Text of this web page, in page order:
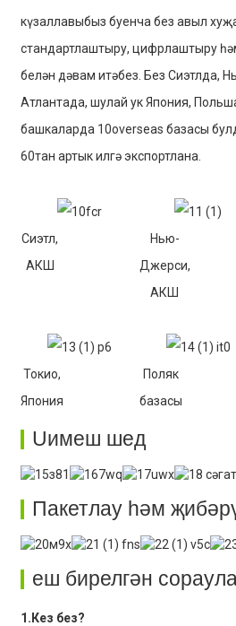
күзаллавыбыз буенча без авыл
стандартлаштыру, цифрлаштыру
белән дәвам итәбез. Без
Атлантада, шулай ук ​​Япония,
башкаларда 10overseas базасы
60тан артык илгә экспортлана.
Сиэтл,
АКШ
Нью-
Джерси,
АКШ
Токио,
Япония
Поляк
базасы
Uимеш шед
Пакетлау һәм
еш бирелгән
1.Кез без?